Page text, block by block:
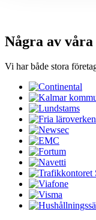
Några av
Vi har både stora